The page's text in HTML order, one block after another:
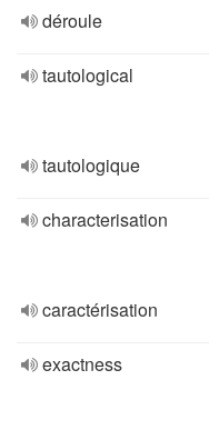
déroule
tautological
tautologique
characterisation
caractérisation
exactness